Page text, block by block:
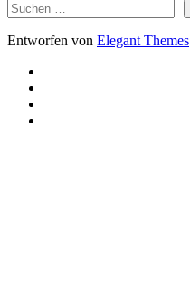
Entworfen von Elegant Themes